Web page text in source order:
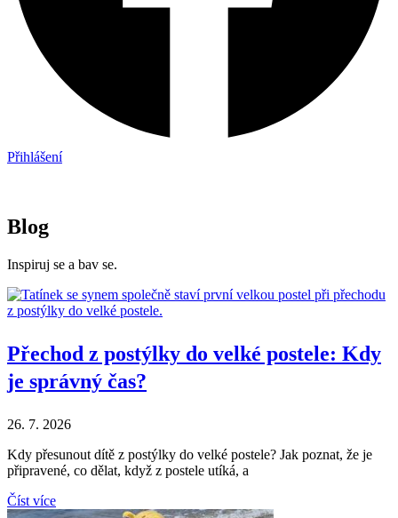
Přihlášení
Blog
Inspiruj se a bav se.
Přechod z postýlky do velké postele: Kdy
je správný čas?
26. 7. 2026
Kdy přesunout dítě z postýlky do velké postele? Jak poznat, že je
připravené, co dělat, když z postele utíká, a
Číst více